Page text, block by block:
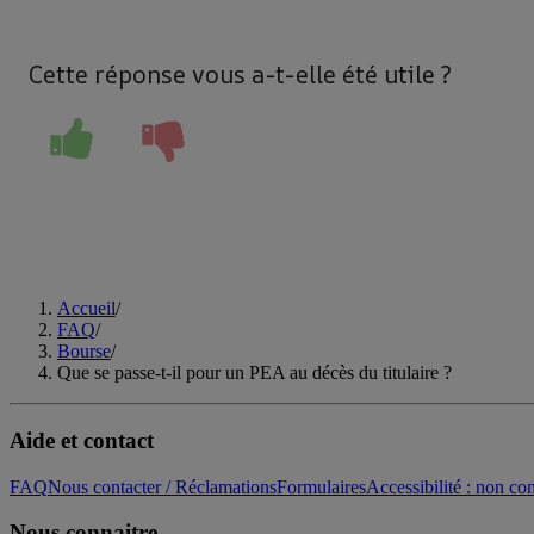
Cette réponse vous a-t-elle été utile ?
Accueil/
FAQ/
Bourse/
Que se passe-t-il pour un PEA au décès du titulaire ?
Aide et contact
FAQNous contacter / RéclamationsFormulairesAccessibilité : non